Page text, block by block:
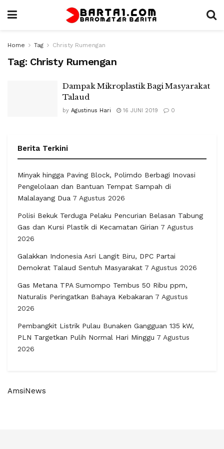
Home Tag Christy Rumengan
Tag: Christy Rumengan
Dampak Mikroplastik Bagi Masyarakat
Talaud
by Agustinus Hari 16 JUNI 2019 0
Berita Terkini
Minyak hingga Paving Block, Polimdo Berbagi Inovasi
Pengelolaan dan Bantuan Tempat Sampah di
Malalayang Dua 7 Agustus 2026
Polisi Bekuk Terduga Pelaku Pencurian Belasan Tabung
Gas dan Kursi Plastik di Kecamatan Girian 7 Agustus
2026
Galakkan Indonesia Asri Langit Biru, DPC Partai
Demokrat Talaud Sentuh Masyarakat 7 Agustus 2026
Gas Metana TPA Sumompo Tembus 50 Ribu ppm,
Naturalis Peringatkan Bahaya Kebakaran 7 Agustus
2026
Pembangkit Listrik Pulau Bunaken Gangguan 135 kW,
PLN Targetkan Pulih Normal Hari Minggu 7 Agustus
2026
AmsiNews